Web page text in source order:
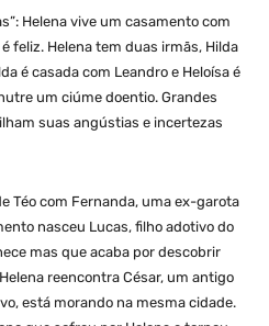
Helena vive um casamento com
feliz. Helena tem duas irmãs, Hilda
é casada com Leandro e Heloísa é
um ciúme doentio. Grandes
suas angústias e incertezas
Téo com Fernanda, uma ex-garota
nasceu Lucas, filho adotivo do
mas que acaba por descobrir
reencontra César, um antigo
está morando na mesma cidade.